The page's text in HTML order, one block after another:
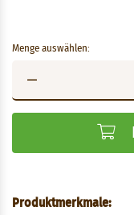
Menge auswählen:
Produktmerkmale: